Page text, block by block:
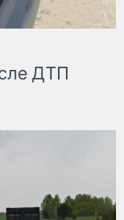
ДТП